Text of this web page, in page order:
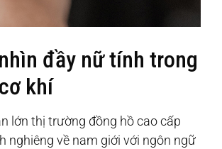
đầy nữ tính trong
khí
lớn thị trường đồng hồ cao cấp
nghiêng về nam giới với ngôn ngữ